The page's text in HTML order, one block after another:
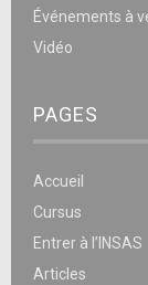
Événements à
Vidéo
PAGES
Accueil
Cursus
Entrer à l’INSAS
Articles